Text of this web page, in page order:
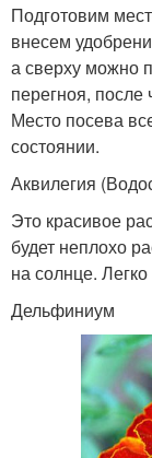
Подготовим
внесем
а сверху можно
перегноя, после
Место посева
состоянии.
Аквилегия
Это красивое
будет неплохо
на солнце.
Дельфиниум